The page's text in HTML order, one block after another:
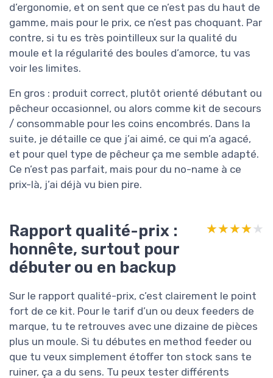
d’ergonomie, et on sent que ce n’est pas du haut de
gamme, mais pour le prix, ce n’est pas choquant. Par
contre, si tu es très pointilleux sur la qualité du
moule et la régularité des boules d’amorce, tu vas
voir les limites.
En gros : produit correct, plutôt orienté débutant ou
pêcheur occasionnel, ou alors comme kit de secours
/ consommable pour les coins encombrés. Dans la
suite, je détaille ce que j’ai aimé, ce qui m’a agacé,
et pour quel type de pêcheur ça me semble adapté.
Ce n’est pas parfait, mais pour du no-name à ce
prix-là, j’ai déjà vu bien pire.
Rapport qualité-prix :
honnête, surtout pour
débuter ou en backup
★★★★★
★★★★★
Sur le rapport qualité-prix, c’est clairement le point
fort de ce kit. Pour le tarif d’un ou deux feeders de
marque, tu te retrouves avec une dizaine de pièces
plus un moule. Si tu débutes en method feeder ou
que tu veux simplement étoffer ton stock sans te
ruiner, ça a du sens. Tu peux tester différents